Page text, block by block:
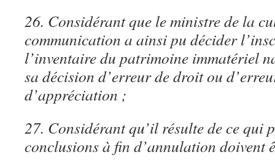
26. Considérant que le ministre de la
communication a ainsi pu décider
l’inventaire du patrimoine immatériel
sa décision d’erreur de droit ou
d’appréciation ;
27. Considérant qu’il résulte de ce qui
conclusions à fin d’annulation doivent